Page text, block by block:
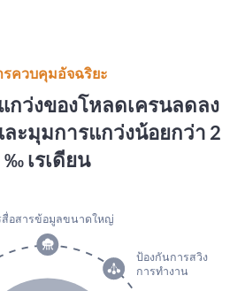
รควบคุมอัจฉริยะ
ว่งของโหลดเครนลดลง
ละมุมการแกว่งน้อยกว่า 2
‰ เรเดียน
สื่อสารข้อมูลขนาดใหญ่
ป้องกันการสวิง
การทำงาน